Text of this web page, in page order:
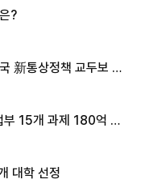
?
新통상정책 교두보 활
부 15개 과제 180억 지
대학 선정